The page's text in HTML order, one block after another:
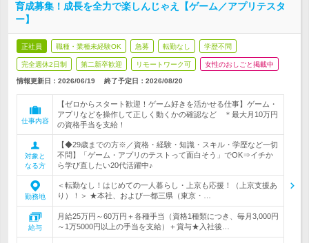
育成募集！成長を全力で楽しんじゃえ【ゲーム／アプリテスタ
ー】
正社員 職種・業種未経験OK 急募 転勤なし 学歴不問
完全週休2日制 第二新卒歓迎 リモートワーク可 女性のおしごと掲載中
情報更新日：2026/06/19 終了予定日： 2026/08/20
仕事内容
【ゼロからスタート歓迎！ゲーム好きを活かせる仕事】ゲーム・
アプリなどを操作して正しく動くかの確認など ＊最大月10万円
の資格手当を支給！
対象と
なる方
【◆29歳までの方※／資格・経験・知識・スキル・学歴など一切
不問】「ゲーム・アプリのテストって面白そう」でOK⇒イチか
ら学び直したい20代活躍中♪
勤務地
＜転勤なし！はじめての一人暮らし・上京も応援！（上京支援あ
り）！＞ ★本社、および一都三県（東京・…
給与
月給25万円～60万円＋各種手当（資格1種類につき、毎月3,000円
～1万5000円以上の手当を支給）＋賞与★入社後…